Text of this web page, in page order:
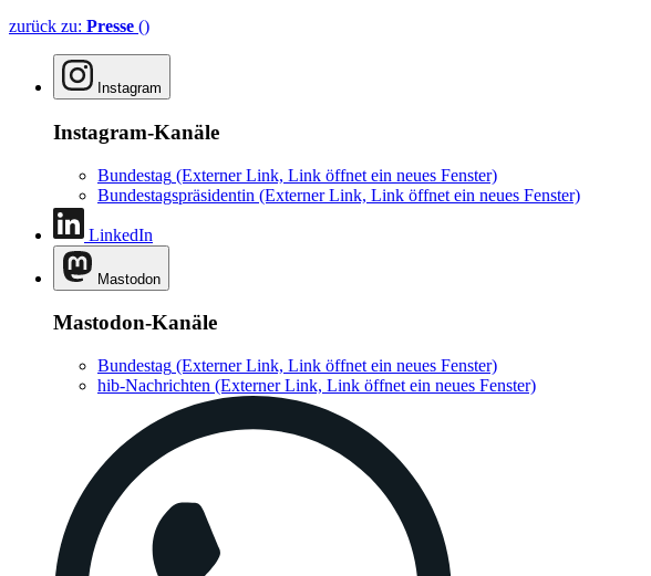
zurück zu: Presse ()
Instagram
Instagram-Kanäle
Bundestag (Externer Link, Link öffnet ein neues Fenster)
Bundestagspräsidentin (Externer Link, Link öffnet ein neues Fenster)
LinkedIn
Mastodon
Mastodon-Kanäle
Bundestag (Externer Link, Link öffnet ein neues Fenster)
hib-Nachrichten (Externer Link, Link öffnet ein neues Fenster)